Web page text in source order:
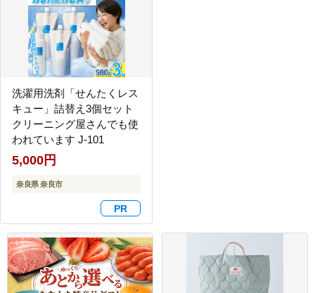
洗濯用洗剤「せんたくレス
キュー」詰替え3個セット
クリーニング屋さんでも使
われています J-101
5,000円
奈良県 奈良市